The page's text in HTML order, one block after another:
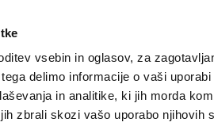
vsebin in oglasov, za
delimo informacije o vaši
in analitike, ki jih morda
zbrali skozi vašo uporabo njihovih
TRŽAŠKA GORIŠKA